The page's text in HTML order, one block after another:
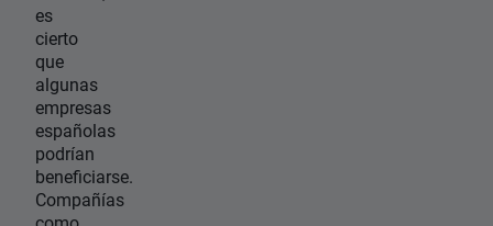
es
cierto
que
algunas
empresas
españolas
podrían
beneficiarse.
Compañías